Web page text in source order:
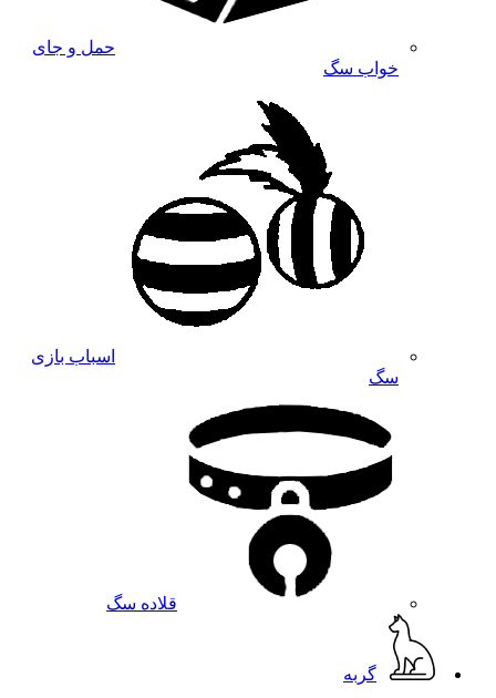
حمل و جای
خواب سگ
اسباب بازی
سگ
قلاده سگ
گربه